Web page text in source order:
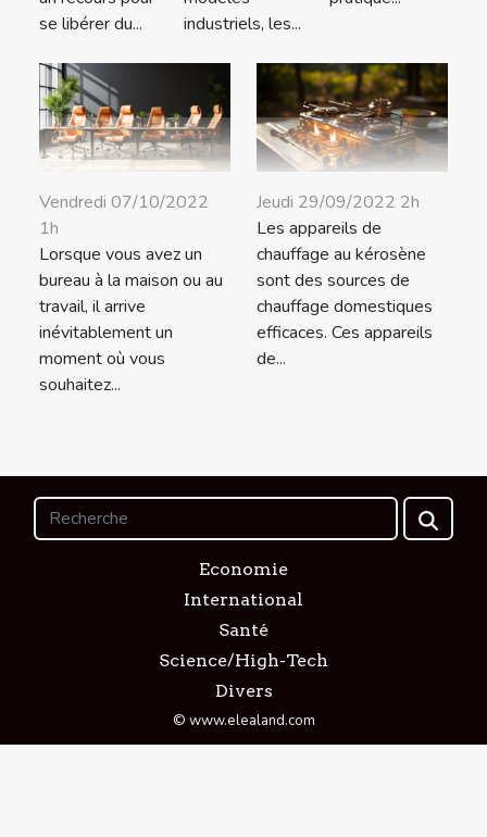
se libérer du...
industriels, les...
Vendredi 07/10/2022
1h
Lorsque vous avez un
bureau à la maison ou au
travail, il arrive
inévitablement un
moment où vous
souhaitez...
Jeudi 29/09/2022 2h
Les appareils de
chauffage au kérosène
sont des sources de
chauffage domestiques
efficaces. Ces appareils
de...
Economie
International
Santé
Science/High-Tech
Divers
© www.elealand.com